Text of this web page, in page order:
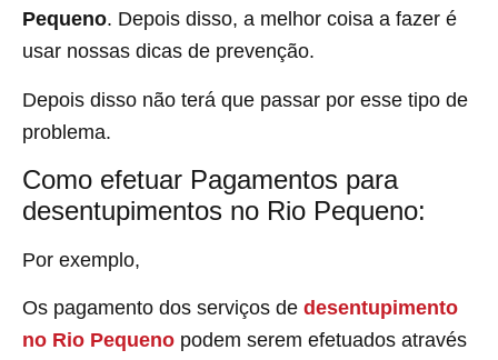
Pequeno. Depois disso, a melhor coisa a fazer é
usar nossas dicas de prevenção.
Depois disso não terá que passar por esse tipo de
problema.
Como efetuar Pagamentos para
desentupimentos no Rio Pequeno:
Por exemplo,
Os pagamento dos serviços de desentupimento
no Rio Pequeno podem serem efetuados através